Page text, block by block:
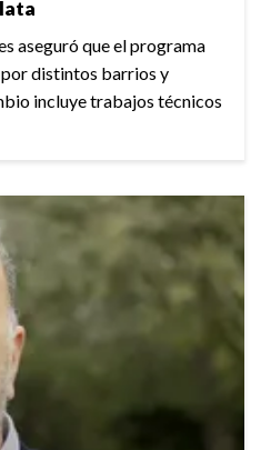
aseguró que el programa
distintos barrios y
incluye trabajos técnicos